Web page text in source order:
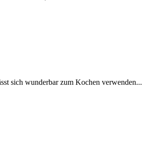
sich wunderbar zum Kochen verwenden...